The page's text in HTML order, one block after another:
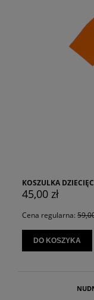
KOSZULKA
45,00 zł
Cena regularna:
DO KOSZYKA